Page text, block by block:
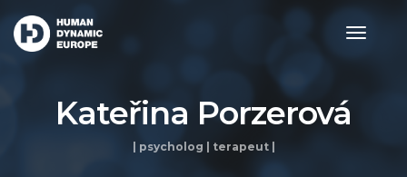
toggle
Kateřina Porzerová
| psycholog | terapeut |